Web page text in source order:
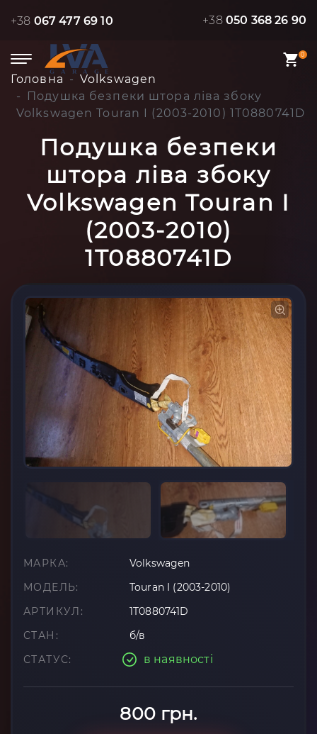
+38 067 477 69 10 +38 050 368 26 90
0
Головна
Volkswagen
Подушка безпеки штора ліва збоку
Volkswagen Touran I (2003-2010) 1T0880741D
Подушка безпеки
штора ліва збоку
Volkswagen Touran I
(2003-2010)
1T0880741D
МАРКА:
Volkswagen
МОДЕЛЬ:
Touran I (2003-2010)
АРТИКУЛ:
1T0880741D
СТАН:
б/в
СТАТУС:
в наявності
800 грн.